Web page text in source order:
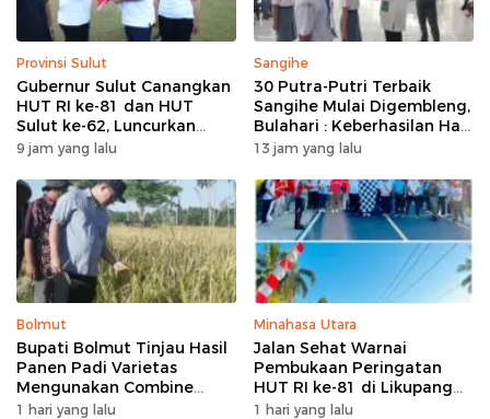
Provinsi Sulut
Gubernur Sulut Canangkan
HUT RI ke-81 dan HUT
Sulut ke-62, Luncurkan
Program Keringanan Pajak
Kelapa
9 jam yang lalu
Sangihe
30 Putra-Putri Terbaik
Sangihe Mulai Digembleng,
Bulahari : Keberhasilan Hari
Ini Bukan Garis Akhir Tapi
13 jam yang lalu
Bolmut
Bupati Bolmut Tinjau Hasil
Panen Padi Varietas
Mengunakan Combine
Harvester
1 hari yang lalu
Minahasa Utara
Jalan Sehat Warnai
Pembukaan Peringatan
HUT RI ke-81 di Likupang
Barat
1 hari yang lalu